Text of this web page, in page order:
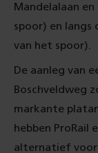
Mandelalaan
spoor) en langs
van het spoor).
De aanleg van
Boschveldweg
markante
hebben ProRail
alternatief voor